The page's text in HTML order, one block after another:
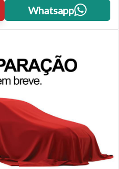
Whatsapp